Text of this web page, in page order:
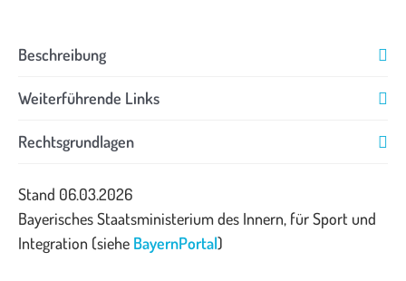
Beschreibung
Weiterführende Links
Rechtsgrundlagen
Stand 06.03.2026
Bayerisches Staatsministerium des Innern, für Sport und
Integration (siehe BayernPortal)